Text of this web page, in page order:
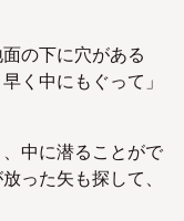
面の下に穴がある
く中にもぐって」
中に潜ることがで
った矢も探して、